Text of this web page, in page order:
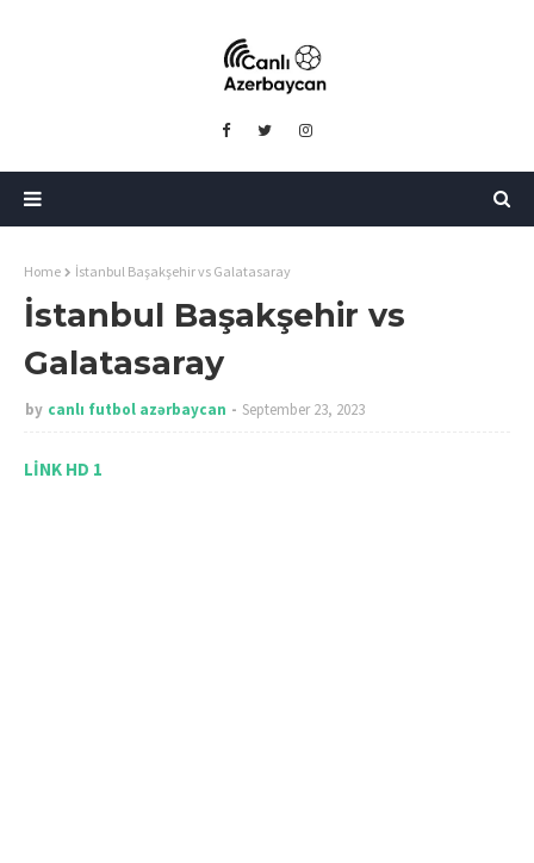
Home İstanbul Başakşehir vs Galatasaray
İstanbul Başakşehir vs
Galatasaray
by canlı futbol azərbaycan September 23, 2023
LİNK HD 1